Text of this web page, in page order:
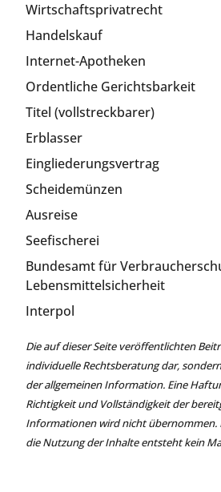
Wirtschaftsprivatrecht
Handelskauf
Internet-Apotheken
Ordentliche Gerichtsbarkeit
Titel (vollstreckbarer)
Erblasser
Eingliederungsvertrag
Scheidemünzen
Ausreise
Seefischerei
Bundesamt für
Lebensmittelsicherheit
Interpol
Die auf dieser Seite veröffentlichten
individuelle Rechtsberatung dar,
der allgemeinen Information. Eine
Richtigkeit und Vollständigkeit der
Informationen wird nicht übernommen.
die Nutzung der Inhalte entsteht kein